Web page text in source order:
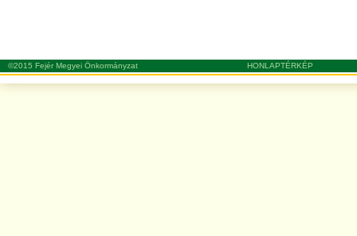
©2015 Fejér Megyei Önkormányzat HONLAPTÉRKÉP